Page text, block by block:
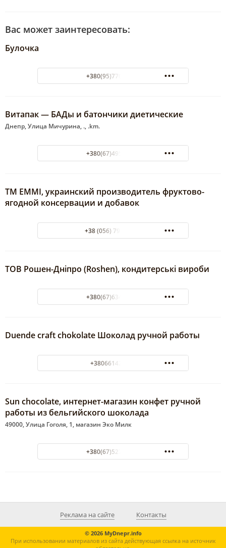
Вас может заинтересовать:
Булочка
+380(95)770-20-95
Витапак — БАДы и батончики диетические
Днепр, Улица Мичурина, ., .km.
+380(67)495-00-64
ТМ EMMI, украинский производитель фруктово-
ягодной консервации и добавок
+38 (056) 794-91-80
ТОВ Рошен-Дніпро (Roshen), кондитерські вироби
+380(67)634-38-04
Duende craft chokolate Шоколад ручной работы
+380661422338
Sun chocolate, интернет-магазин конфет ручной
работы из бельгийского шоколада
49000, Улица Гоголя, 1, магазин Эко Милк
+380(67)527-22-19
Реклама на сайте Контакты
© 2026 MyDnepr.info
При использовании материалов из сайта действующая ссылка на источник